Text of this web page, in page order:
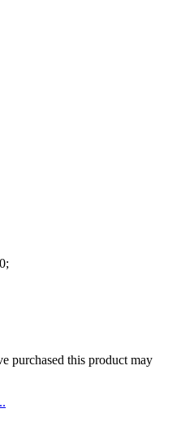
purchased this product may